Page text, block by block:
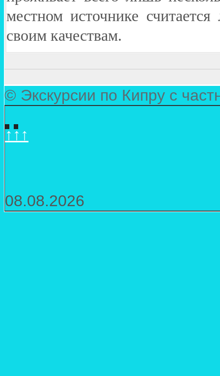
местном источнике
своим качествам.
© Экскурсии по Кипру с
↑↑↑
08.08.2026